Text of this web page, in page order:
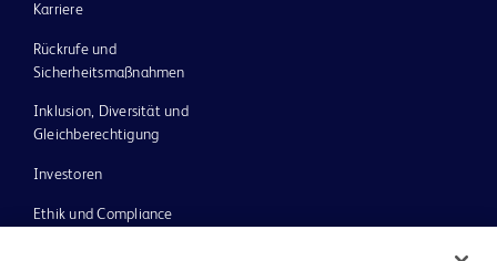
Karriere
Rückrufe und
Sicherheitsmaßnahmen
Inklusion, Diversität und
Gleichberechtigung
Investoren
Ethik und Compliance